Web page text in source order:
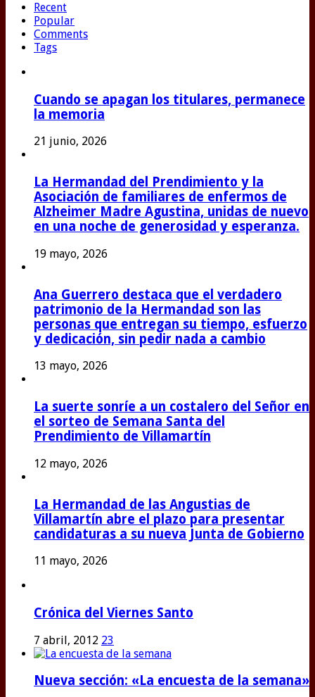
Recent
Popular
Comments
Tags
Cuando se apagan los titulares, permanece
la memoria
21 junio, 2026
La Hermandad del Prendimiento y la
Asociación de familiares de enfermos de
Alzheimer Madre Agustina, unidas de nuevo
en una noche de generosidad y esperanza.
19 mayo, 2026
Ana Guerrero destaca que el verdadero
patrimonio de la Hermandad son las
personas que entregan su tiempo, esfuerzo
y dedicación, sin pedir nada a cambio
13 mayo, 2026
La suerte sonríe a un costalero del Señor en
el sorteo de Semana Santa del
Prendimiento de Villamartín
12 mayo, 2026
La Hermandad de las Angustias de
Villamartín abre el plazo para presentar
candidaturas a su nueva Junta de Gobierno
11 mayo, 2026
Crónica del Viernes Santo
7 abril, 2012 23
Nueva sección: «La encuesta de la semana»